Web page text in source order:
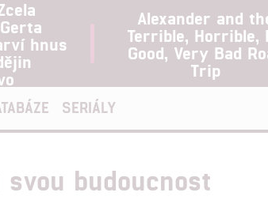
hnus
Alexander and
Terrible, Horrible,
Good, Very Bad
Trip
SERIÁLY
budoucnost